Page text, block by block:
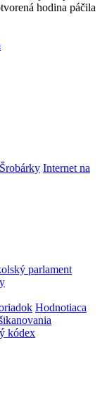
hodina páčila
Internet na
parlament
Hodnotiaca
kódex